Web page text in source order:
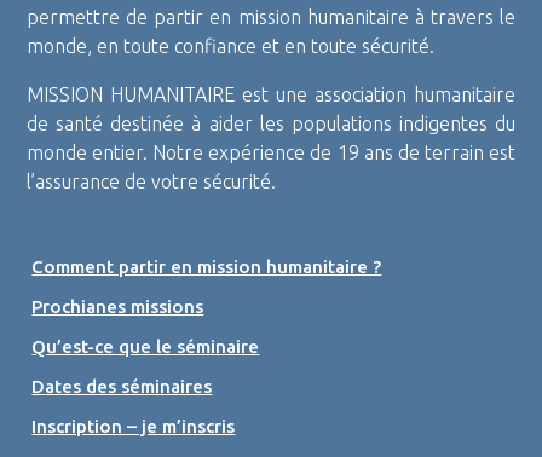
permettre de partir en mission humanitaire à travers le
monde, en toute confiance et en toute sécurité.
MISSION HUMANITAIRE est une association humanitaire
de santé destinée à aider les populations indigentes du
monde entier. Notre expérience de 19 ans de terrain est
l’assurance de votre sécurité.
Comment partir en mission humanitaire ?
Prochianes missions
Qu’est-ce que le séminaire
Dates des séminaires
Inscription – je m’inscris